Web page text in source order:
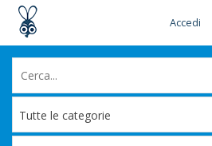
Accedi
Tutte le categorie